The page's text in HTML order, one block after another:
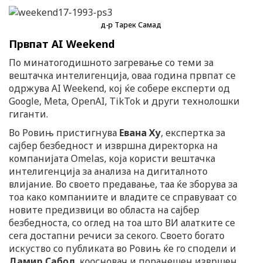
д-р Тарек Самад
Првпат AI Weekend
По минатогодишното загревање со теми за
вештачка интелигенција, оваа година првпат се
одржува AI Weekend, кој ќе собере експерти од
Google, Meta, OpenAI, TikTok и други технолошки
гиганти.
Во Ровињ пристигнува Евана Ху, експертка за
сајбер безбедност и извршна директорка на
компанијата Omelas, која користи вештачка
интелигенција за анализа на дигиталното
влијание. Во своето предавање, таа ќе зборува за
тоа како компаниите и владите се справуваат со
новите предизвици во областа на сајбер
безбедноста, со оглед на тоа што ВИ алатките се
сега достапни речиси за секого. Своето богато
искуство со публиката во Ровињ ќе го сподели и